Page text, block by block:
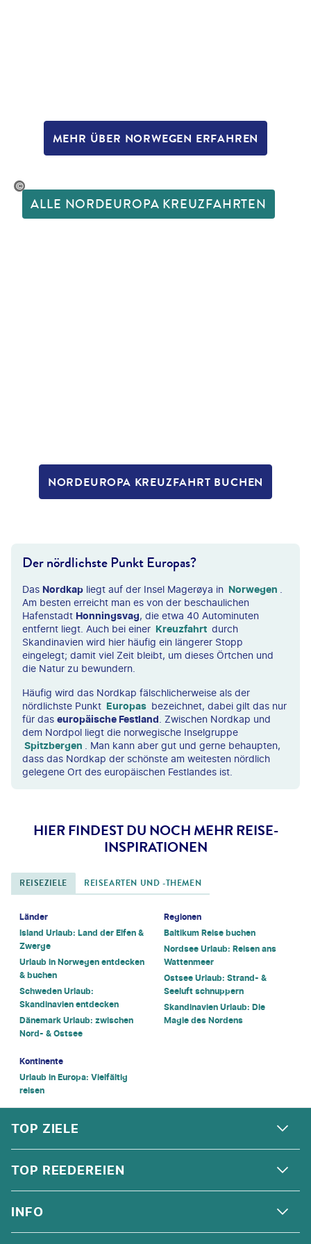
MEHR ÜBER NORWEGEN ERFAHREN
©Smitt-gty
ALLE NORDEUROPA KREUZFAHRTEN
NORDEUROPA KREUZFAHRT BUCHEN
Der nördlichste Punkt Europas?
Das Nordkap liegt auf der Insel Magerøya in Norwegen
Am besten erreicht man es von der beschaulichen
Hafenstadt Honningsvag, die etwa 40 Autominuten
entfernt liegt. Auch bei einer Kreuzfahrt durch
Skandinavien wird hier häufig ein längerer Stopp
eingelegt; damit viel Zeit bleibt, um dieses Örtchen und
die Natur zu bewundern.
Häufig wird das Nordkap fälschlicherweise als der
nördlichste Punkt Europas bezeichnet, dabei gilt das nur
für das europäische Festland . Zwischen Nordkap und
dem Nordpol liegt die norwegische Inselgruppe
Spitzbergen
. Man kann aber gut und gerne behaupten,
dass das Nordkap der schönste am weitesten nördlich
gelegene Ort des europäischen Festlandes ist.
HIER FINDEST DU NOCH MEHR REISE-
INSPIRATIONEN
REISEZIELE REISEARTEN UND -THEMEN
Länder
Island Urlaub: Land der Elfen &
Zwerge
Urlaub in Norwegen entdecken
& buchen
Schweden Urlaub:
Skandinavien entdecken
Dänemark Urlaub: zwischen
Nord- & Ostsee
Regionen
Baltikum Reise buchen
Nordsee Urlaub: Reisen ans
Wattenmeer
Ostsee Urlaub: Strand- &
Seeluft schnuppern
Skandinavien Urlaub: Die
Magie des Nordens
Kontinente
Urlaub in Europa: Vielfältig
reisen
TOP ZIELE
ALPEN
ANDALUSIEN
TOP REEDEREIEN
COSTA KREUZFAHRTEN
MSC CRUISES
INFO